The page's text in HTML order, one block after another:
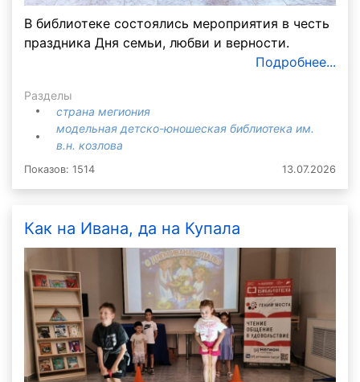
В библиотеке состоялись мероприятия в честь
праздника Дня семьи, любви и верности.
Подробнее...
Разделы
страна мегиония
модельная детско-юношеская библиотека им.
в.н. козлова
Показов: 1514 13.07.2026
Как на Ивана, да на Купала